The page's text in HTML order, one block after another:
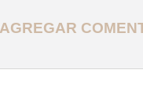
AGREGAR